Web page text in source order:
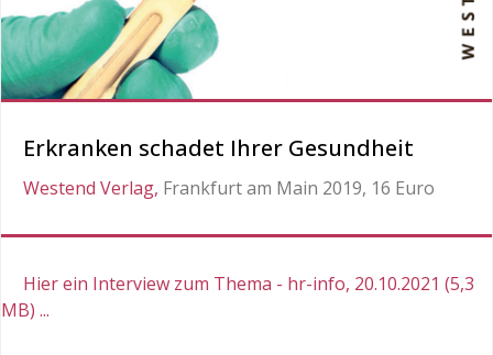
Erkranken schadet Ihrer Gesundheit
Westend Verlag, Frankfurt am Main 2019, 16 Euro
Hier ein Interview zum Thema - hr-info, 20.10.2021 (5,3
MB) ...